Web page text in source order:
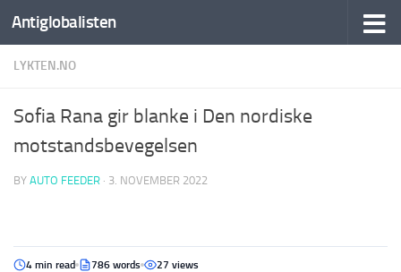
Antiglobalisten
LYKTEN.NO
Sofia Rana gir blanke i Den nordiske
motstandsbevegelsen
BY AUTO FEEDER · 3. NOVEMBER 2022
4 min read 786 words 27 views